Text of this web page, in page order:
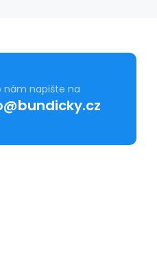
nám napište na